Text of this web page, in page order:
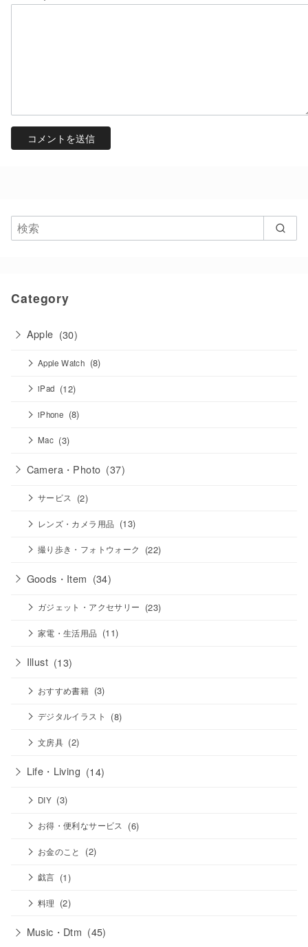
Category
Apple (30)
Apple Watch (8)
iPad (12)
iPhone (8)
Mac (3)
Camera・Photo (37)
サービス (2)
レンズ・カメラ用品 (13)
撮り歩き・フォトウォーク (22)
Goods・Item (34)
ガジェット・アクセサリー (23)
家電・生活用品 (11)
Illust (13)
おすすめ書籍 (3)
デジタルイラスト (8)
文房具 (2)
Life・Living (14)
DIY (3)
お得・便利なサービス (6)
お金のこと (2)
戯言 (1)
料理 (2)
Music・Dtm (45)